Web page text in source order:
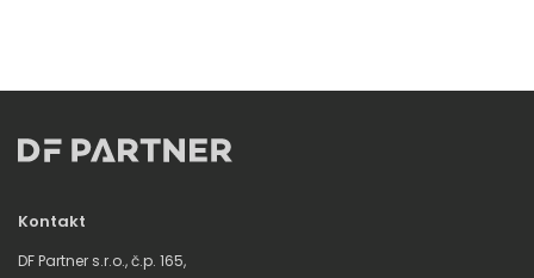
Kontakt
DF Partner s.r.o., č.p. 165,